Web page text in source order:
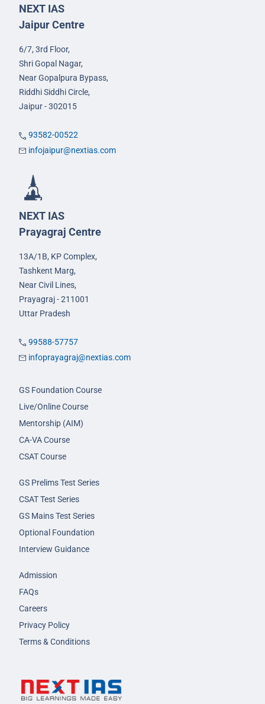
NEXT IAS
Jaipur Centre
6/7, 3rd Floor,
Shri Gopal Nagar,
Near Gopalpura Bypass,
Riddhi Siddhi Circle,
Jaipur - 302015
93582-00522
infojaipur@nextias.com
NEXT IAS
Prayagraj Centre
13A/1B, KP Complex,
Tashkent Marg,
Near Civil Lines,
Prayagraj - 211001
Uttar Pradesh
99588-57757
infoprayagraj@nextias.com
GS Foundation Course
Live/Online Course
Mentorship (AIM)
CA-VA Course
CSAT Course
GS Prelims Test Series
CSAT Test Series
GS Mains Test Series
Optional Foundation
Interview Guidance
Admission
FAQs
Careers
Privacy Policy
Terms & Conditions